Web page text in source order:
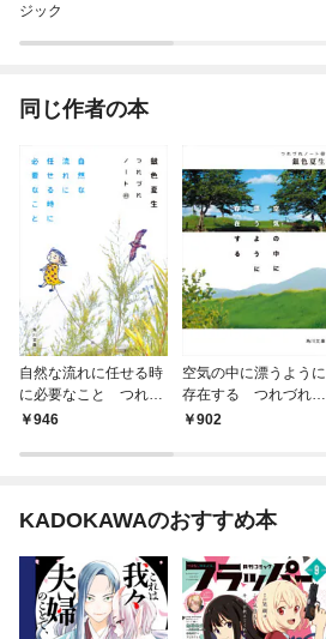
ジック
同じ作者の本
自然な流れに任せる時
に必要なこと つれづ
れノート(49)
946
空気の中に漂うように
存在する つれづれノ
ート(48)
902
KADOKAWAのおすすめ本